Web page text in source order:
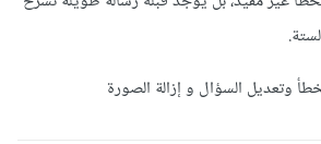
وتعديل السؤال و إزالة الصورة